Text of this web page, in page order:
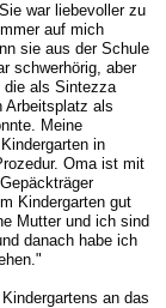
war liebevoller zu
auf mich
sie aus der Schule
schwerhörig, aber
die als Sintezza
Arbeitsplatz als
Meine
in
Oma ist mit
Kindergarten gut
Mutter und ich sind
danach habe ich
an das